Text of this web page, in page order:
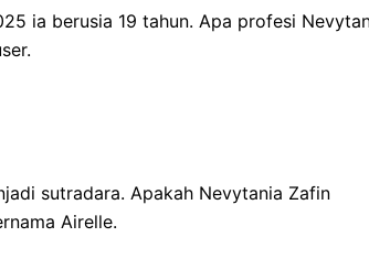
ia berusia 19 tahun. Apa profesi
sutradara. Apakah Nevytania Zafin
Airelle.